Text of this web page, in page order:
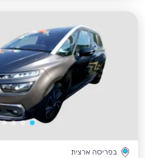
בפריסה ארצית